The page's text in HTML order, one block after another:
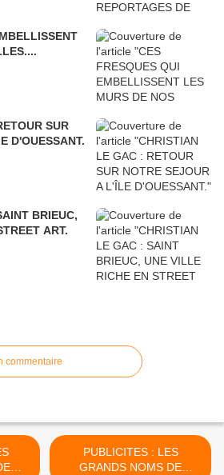
SUR
D'OUESSANT.
BRIEUC,
ART.
commentaire
PUBLICITES : LES
GRANDS NOMS DE